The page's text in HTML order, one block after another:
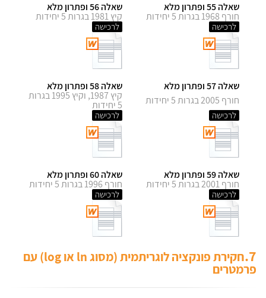
שאלה 55 ופתרון מלא
חורף 1968 בגרות 5 יחידות
לרכישה
שאלה 56 ופתרון מלא
קיץ 1981 בגרות 5 יחידות
לרכישה
שאלה 57 ופתרון מלא
חורף 2005 בגרות 5 יחידות
לרכישה
שאלה 58 ופתרון מלא
קיץ 1987, וקיץ 1995 בגרות
5 יחידות
לרכישה
שאלה 59 ופתרון מלא
חורף 2001 בגרות 5 יחידות
לרכישה
שאלה 60 ופתרון מלא
חורף 1996 בגרות 5 יחידות
לרכישה
7. חקירת פונקציה לוגריתמית (מסוג ln או log) עם
פרמטרים